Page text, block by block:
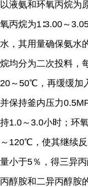
以液氨和环氧丙烷为
氧丙烷为1∶3.00～
水，其用量确保氨水
烷均分为二次投料，
20～50℃，再缓缓加
并保持釜内压力
持1.0～3.0小时；环
～120℃，使其继续
量小于5％，得三异
丙醇胺和二异丙醇胺